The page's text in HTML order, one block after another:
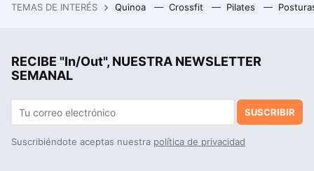
TEMAS DE INTERÉS Quinoa Crossfit Pilates
RECIBE "In/Out", NUESTRA NEWSLETTER
SEMANAL
SUSCRIBIR
Suscribiéndote aceptas nuestra política de privacidad